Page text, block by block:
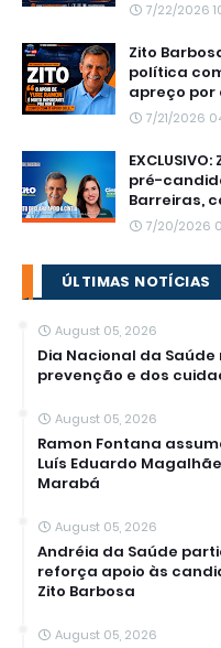
7/22/2026
Zito
política
apreço por
7/21/2026
pré-
Barreiras,
7/20/2026
ÚLTIMAS NOTÍCIAS
August 05, 2026
Dia Nacional da
prevenção e dos
August 05, 2026
Ramon Fontana
Luís Eduardo
Marabá
August 05, 2026
Andréia da Saúde
reforça apoio às
Zito Barbosa
August 05, 2026